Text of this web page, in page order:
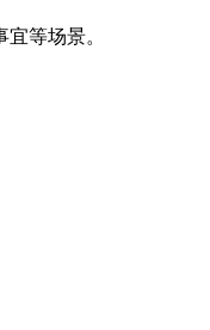
等场景。